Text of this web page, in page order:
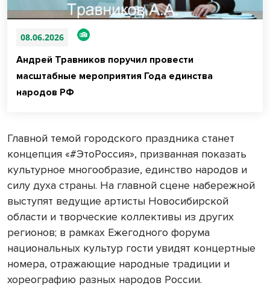
08.06.2026
Андрей Травников поручил провести
масштабные мероприятия Года единства
народов РФ
Главной темой городского праздника станет
концепция «#ЭтоРоссия», призванная показать
культурное многообразие, единство народов и
силу духа страны. На главной сцене набережной
выступят ведущие артисты Новосибирской
области и творческие коллективы из других
регионов; в рамках Ежегодного форума
национальных культур гости увидят концертные
номера, отражающие народные традиции и
хореографию разных народов России.